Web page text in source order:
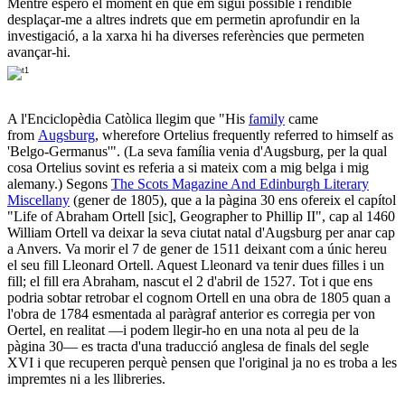
desplaçar-me a altres indrets que em permetin aprofundir en la
investigació, a la xarxa hi ha diverses referències que permeten
avançar-hi.
A l'Enciclopèdia Catòlica llegim que "His family came
from Augsburg, wherefore Ortelius frequently referred to himself as
'Belgo-Germanus'". (La seva família venia d'Augsburg, per la qual
cosa Ortelius sovint es referia a si mateix com a mig belga i mig
alemany.) Segons The Scots Magazine And Edinburgh Literary
Miscellany (gener de 1805), que a la pàgina 30 ens ofereix el capítol
"Life of Abraham Ortell [sic], Geographer to Phillip II", cap al 1460
William Ortell va deixar la seva ciutat natal d'Augsburg per anar cap
a Anvers. Va morir el 7 de gener de 1511 deixant com a únic hereu
el seu fill Lleonard Ortell. Aquest Lleonard va tenir dues filles i un
fill; el fill era Abraham, nascut el 2 d'abril de 1527. Tot i que ens
podria sobtar retrobar el cognom Ortell en una obra de 1805 quan a
l'obra de 1784 esmentada al paràgraf anterior es corregia per von
Oertel, en realitat ―i podem llegir-ho en una nota al peu de la
pàgina 30― es tracta d'una traducció anglesa de finals del segle
XVI i que recuperen perquè pensen que l'original ja no es troba a les
impremtes ni a les llibreries.